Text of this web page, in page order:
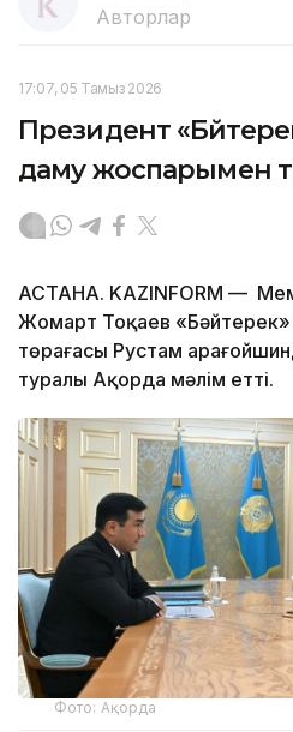
Авторлар
17:07, 05 Тамыз 2026
Президент
даму жоспарымен
АСТАНА. KAZINFORM —
Жомарт Тоқаев «Бәйтерек»
төрағасы Рустам
туралы Ақорда мәлім етті.
Фото: Ақорда